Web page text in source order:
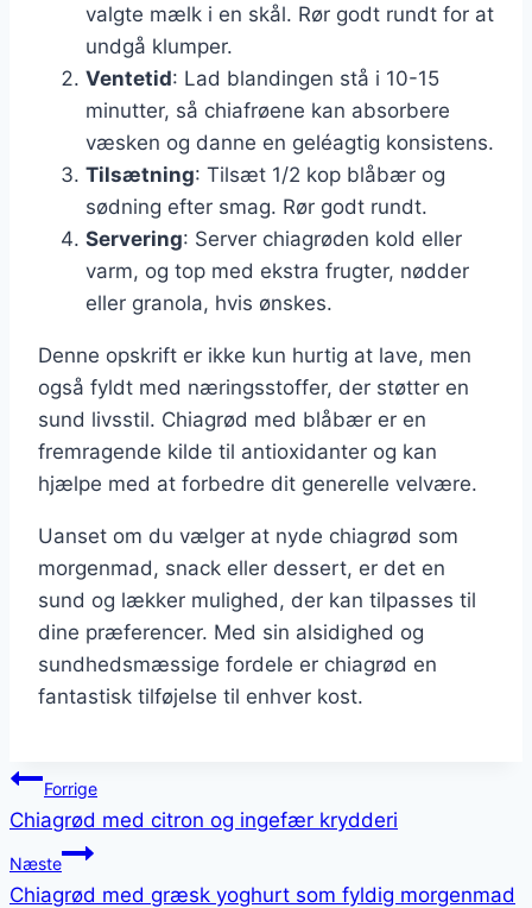
valgte mælk i en skål. Rør godt rundt for at
undgå klumper.
Ventetid: Lad blandingen stå i 10-15
minutter, så chiafrøene kan absorbere
væsken og danne en geléagtig konsistens.
Tilsætning: Tilsæt 1/2 kop blåbær og
sødning efter smag. Rør godt rundt.
Servering: Server chiagrøden kold eller
varm, og top med ekstra frugter, nødder
eller granola, hvis ønskes.
Denne opskrift er ikke kun hurtig at lave, men
også fyldt med næringsstoffer, der støtter en
sund livsstil. Chiagrød med blåbær er en
fremragende kilde til antioxidanter og kan
hjælpe med at forbedre dit generelle velvære.
Uanset om du vælger at nyde chiagrød som
morgenmad, snack eller dessert, er det en
sund og lækker mulighed, der kan tilpasses til
dine præferencer. Med sin alsidighed og
sundhedsmæssige fordele er chiagrød en
fantastisk tilføjelse til enhver kost.
Indlægsnavigation
Forrige
Chiagrød med citron og ingefær krydderi
Næste
Chiagrød med græsk yoghurt som fyldig morgenmad